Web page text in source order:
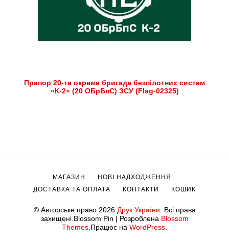
Прапор 20-та окрема бригада безпілотних систем
«К-2» (20 ОБрБпС) ЗСУ (Flag-02325)
© Авторське право 2026 Друк України. Всі права
захищені.Blossom Pin | Розроблена Blossom
Themes.Працює на WordPress.
МАГАЗИН
НОВІ НАДХОДЖЕННЯ
ДОСТАВКА ТА ОПЛАТА
КОНТАКТИ КОШИК